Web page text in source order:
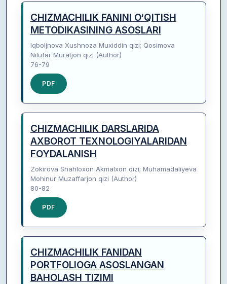
CHIZMACHILIK FANINI O‘QITISH
METODIKASINING ASOSLARI
Iqboljnova Xushnoza Muxiddin qizi; Qosimova
Nilufar Muratjon qizi (Author)
76-79
PDF
CHIZMACHILIK DARSLARIDA
AXBOROT TEXNOLOGIYALARIDAN
FOYDALANISH
Zokirova Shahloxon Akmalxon qizi; Muhamadaliyeva
Mohinur Muzaffarjon qizi (Author)
80-82
PDF
CHIZMACHILIK FANIDAN
PORTFOLIOGA ASOSLANGAN
BAHOLASH TIZIMI